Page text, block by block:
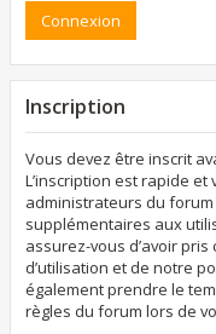
Inscription
Vous devez être inscrit
L’inscription est rapide
administrateurs du
supplémentaires aux
assurez-vous d’avoir
d’utilisation et de notre
également prendre le
règles du forum lors de